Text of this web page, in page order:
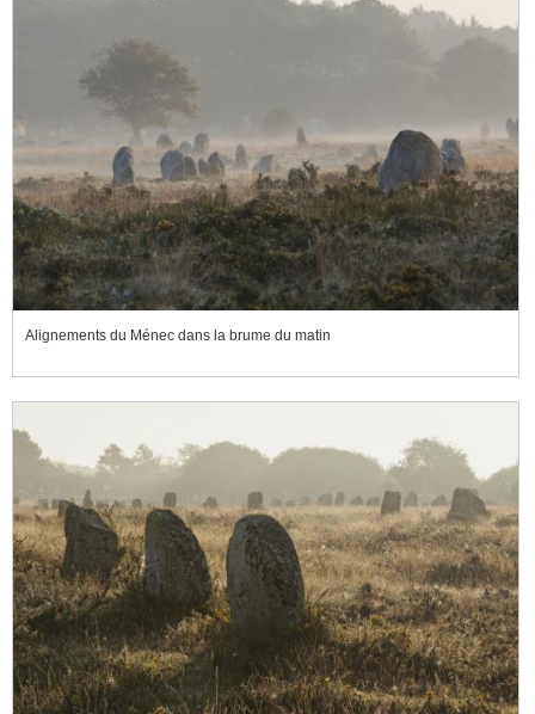
Alignements du Ménec dans la brume du matin